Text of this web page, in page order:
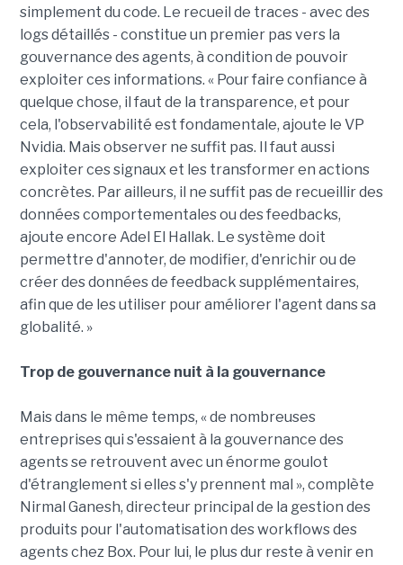
simplement du code. Le recueil de traces - avec des
logs détaillés - constitue un premier pas vers la
gouvernance des agents, à condition de pouvoir
exploiter ces informations. « Pour faire confiance à
quelque chose, il faut de la transparence, et pour
cela, l'observabilité est fondamentale, ajoute le VP
Nvidia. Mais observer ne suffit pas. Il faut aussi
exploiter ces signaux et les transformer en actions
concrètes. Par ailleurs, il ne suffit pas de recueillir des
données comportementales ou des feedbacks,
ajoute encore Adel El Hallak. Le système doit
permettre d'annoter, de modifier, d'enrichir ou de
créer des données de feedback supplémentaires,
afin que de les utiliser pour améliorer l'agent dans sa
globalité. »
Trop de gouvernance nuit à la gouvernance
Mais dans le même temps, « de nombreuses
entreprises qui s'essaient à la gouvernance des
agents se retrouvent avec un énorme goulot
d'étranglement si elles s'y prennent mal », complète
Nirmal Ganesh, directeur principal de la gestion des
produits pour l'automatisation des workflows des
agents chez Box. Pour lui, le plus dur reste à venir en